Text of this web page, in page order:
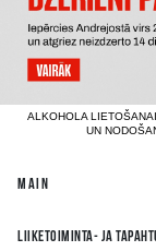
ALKOHOLA
UN
MAIN
LIIKETOIMINTA- JA